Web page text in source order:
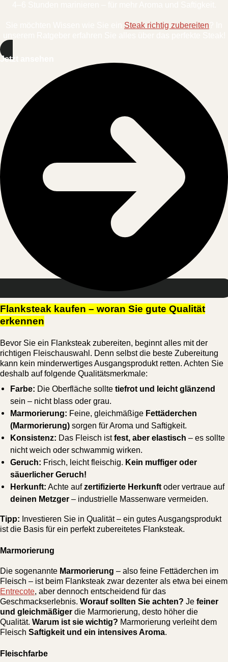
Steak richtig zubereiten
Jetzt ansehen
Flanksteak kaufen – woran Sie gute Qualität
erkennen
Bevor Sie ein Flanksteak zubereiten, beginnt alles mit der
richtigen Fleischauswahl. Denn selbst die beste Zubereitung
kann kein minderwertiges Ausgangsprodukt retten. Achten Sie
deshalb auf folgende Qualitätsmerkmale:
Farbe: Die Oberfläche sollte tiefrot und leicht glänzend
sein – nicht blass oder grau.
Marmorierung: Feine, gleichmäßige Fettäderchen
(Marmorierung) sorgen für Aroma und Saftigkeit.
Konsistenz: Das Fleisch istfest, aber elastisch – es sollte
nicht weich oder schwammig wirken.
Geruch: Frisch, leicht fleischig. Kein muffiger oder
säuerlicher Geruch!
Herkunft: Achte aufzertifizierte Herkunft oder vertraue auf
deinen Metzger – industrielle Massenware vermeiden.
Tipp: Investieren Sie in Qualität – ein gutes Ausgangsprodukt
ist die Basis für ein perfekt zubereitetes Flanksteak.
Marmorierung
Die sogenannte Marmorierung – also feine Fettäderchen im
Fleisch – ist beim Flanksteak zwar dezenter als etwa bei einem
Entrecote, aber dennoch entscheidend für das
Geschmackserlebnis. Worauf sollten Sie achten? Je feiner
und gleichmäßiger die Marmorierung, desto höher die
Qualität. Warum ist sie wichtig? Marmorierung verleiht dem
Fleisch Saftigkeit und ein intensives Aroma.
Fleischfarbe